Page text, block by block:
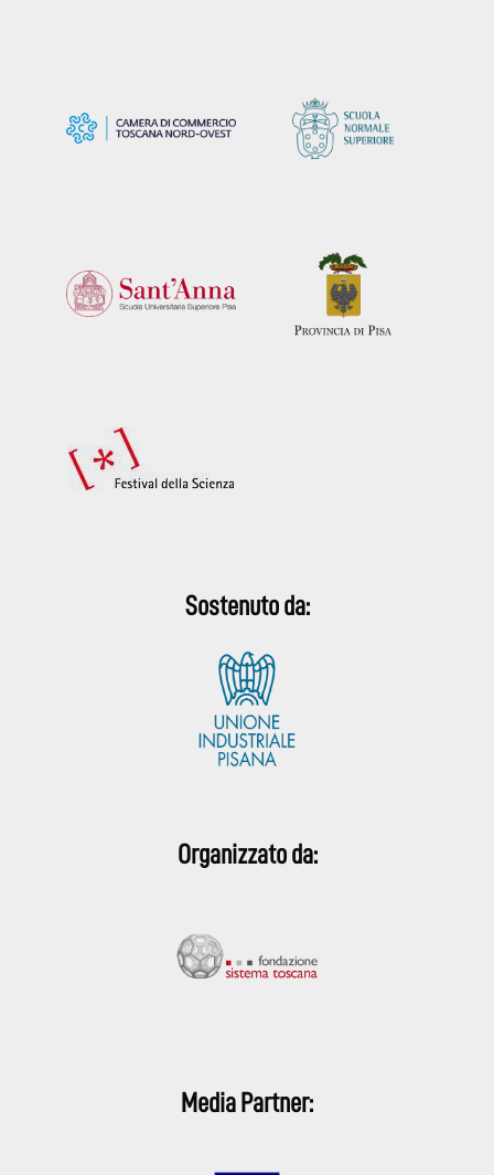
Sostenuto da:
Organizzato da:
Media Partner: